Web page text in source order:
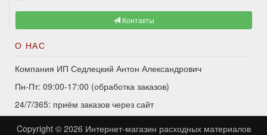
Контакты
О НАС
Компания ИП Седлецкий Антон Александрович
Пн-Пт: 09:00-17:00 (обработка заказов)
24/7/365: приём заказов через сайт
Copyright © 2026 Интернет-магазин расходных материалов